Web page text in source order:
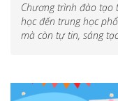
Chương trình đào tạo
học đến trung học
mà còn tự tin, sáng